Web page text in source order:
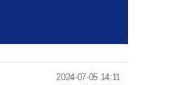
2024-07-05 14:11